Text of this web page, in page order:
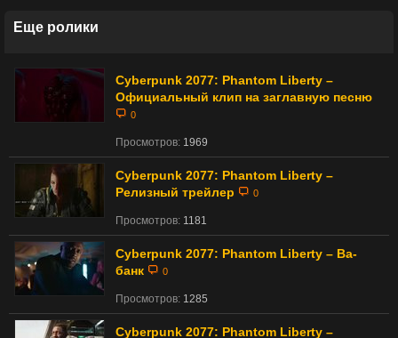
Еще ролики
Cyberpunk 2077: Phantom Liberty –
Официальный клип на заглавную песню
0
Просмотров: 1969
Cyberpunk 2077: Phantom Liberty –
Релизный трейлер
0
Просмотров: 1181
Cyberpunk 2077: Phantom Liberty – Ва-
банк
0
Просмотров: 1285
Cyberpunk 2077: Phantom Liberty –